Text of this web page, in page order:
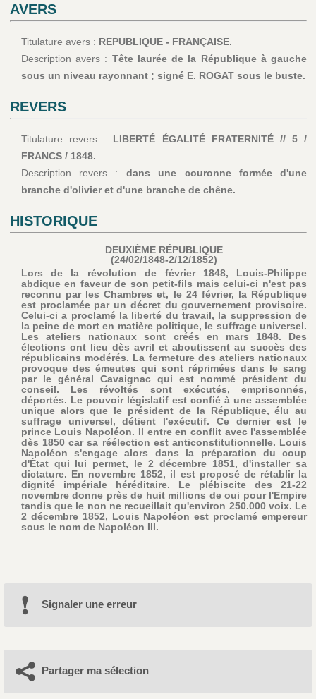
AVERS
Titulature avers : REPUBLIQUE - FRANÇAISE.
Description avers : Tête laurée de la République à gauche
sous un niveau rayonnant ; signé E. ROGAT sous le buste.
REVERS
Titulature revers : LIBERTÉ ÉGALITÉ FRATERNITÉ // 5 /
FRANCS / 1848.
Description revers : dans une couronne formée d'une
branche d'olivier et d'une branche de chêne.
HISTORIQUE
DEUXIÈME RÉPUBLIQUE
(24/02/1848-2/12/1852)
Lors de la révolution de février 1848, Louis-Philippe
abdique en faveur de son petit-fils mais celui-ci n'est pas
reconnu par les Chambres et, le 24 février, la République
est proclamée par un décret du gouvernement provisoire.
Celui-ci a proclamé la liberté du travail, la suppression de
la peine de mort en matière politique, le suffrage universel.
Les ateliers nationaux sont créés en mars 1848. Des
élections ont lieu dès avril et aboutissent au succès des
républicains modérés. La fermeture des ateliers nationaux
provoque des émeutes qui sont réprimées dans le sang
par le général Cavaignac qui est nommé président du
conseil. Les révoltés sont exécutés, emprisonnés,
déportés. Le pouvoir législatif est confié à une assemblée
unique alors que le président de la République, élu au
suffrage universel, détient l'exécutif. Ce dernier est le
prince Louis Napoléon. Il entre en conflit avec l'assemblée
dès 1850 car sa réélection est anticonstitutionnelle. Louis
Napoléon s'engage alors dans la préparation du coup
d'État qui lui permet, le 2 décembre 1851, d'installer sa
dictature. En novembre 1852, il est proposé de rétablir la
dignité impériale héréditaire. Le plébiscite des 21-22
novembre donne près de huit millions de oui pour l'Empire
tandis que le non ne recueillait qu'environ 250.000 voix. Le
2 décembre 1852, Louis Napoléon est proclamé empereur
sous le nom de Napoléon III.
Signaler une erreur
Partager ma sélection